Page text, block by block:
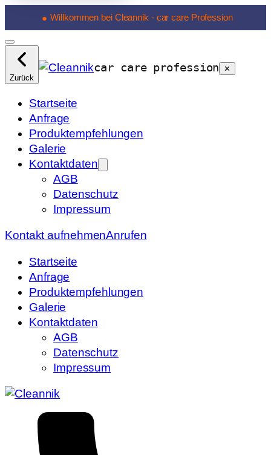
● Willkommen bei Cleannik - car care Profession
Zurück
car care profession ✕
Startseite
Anfrage
Produktempfehlungen
Galerie
Kontaktdaten
AGB
Datenschutz
Impressum
Kontakt aufnehmenAnrufen
Startseite
Anfrage
Produktempfehlungen
Galerie
Kontaktdaten
AGB
Datenschutz
Impressum